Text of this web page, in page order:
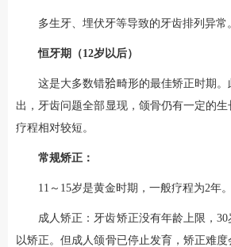
多生牙、埋伏牙等导致的牙齿排列异常
恒牙期（12岁以后）
这是大多数错𬌗畸形的最佳矫正时期
出，牙齿问题全部显现，颌骨仍有一定的生
疗程相对较短。
常规矫正：
11～15岁是黄金时期，一般疗程为2年。
成人矫正：牙齿矫正没有年龄上限，
以矫正。但成人颌骨已停止发育，矫正难